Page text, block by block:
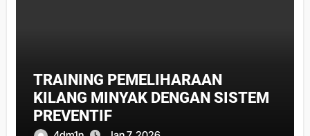
TRAINING PEMELIHARAAN
KILANG MINYAK DENGAN SISTEM
PREVENTIF